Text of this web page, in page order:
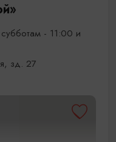
- 11:00 и
зд. 27